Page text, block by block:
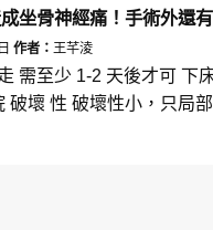
坐骨神經痛！手術外還
作者： 王芊淩
需至少 1-2 天後才可 下
破壞 性 破壞性小，只局